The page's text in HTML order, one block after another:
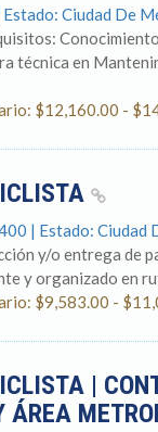
Ciudad De
técnica en
$12,160.00 -
| Estado: Ciudad
y/o entrega de
y organizado en
$9,583.00 -
|
ÁREA